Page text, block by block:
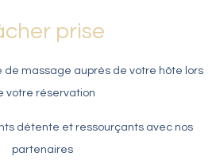
prise
de massage auprès de votre hôte lors
votre réservation
détente et ressourçants avec nos
partenaires